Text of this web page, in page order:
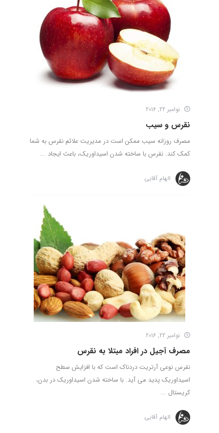
نوامبر 22, 2016
نقرس و سیب
مصرف روزانه سیب ممکن است در مدیریت علائم نقرس به شما
کمک کند. نقرس با ساخته شدن اسیداوریک، باعث ایجاد ...
الهام آقایی
نوامبر 22, 2016
مصرف آجیل در افراد مبتلا به نقرس
نقرس نوعی آرتریت دردناک است که با افزایش سطح
اسیداوریک پدید می آید. با ساخته شدن اسیداوریک در بدن،
کریستال ...
الهام آقایی